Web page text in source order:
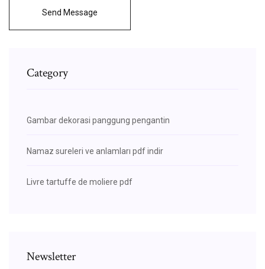
Send Message
Category
Gambar dekorasi panggung pengantin
Namaz sureleri ve anlamları pdf indir
Livre tartuffe de moliere pdf
Newsletter